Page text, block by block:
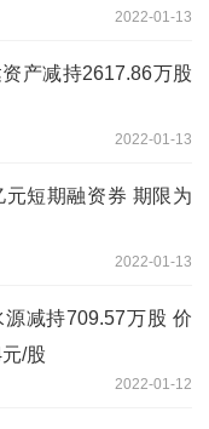
2022-01-13
产减持2617.86万股
2022-01-13
短期融资券 期限为
2022-01-13
减持709.57万股 价
/股
2022-01-12